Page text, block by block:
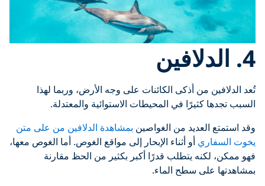
4. الدلافين
تُعد الدلافين من أذكى الكائنات على وجه الأرض، وربما لهذا
السبب تجدها كثيرًا في المحيطات الاستوائية والمعتدلة.
وقد استمتع العديد من الغواصين بمشاهدة الدلافين من على متن
يخوت السفاري أو أثناء الإبحار إلى مواقع الغوص. أما الغوص معها،
فهو ممكن، لكنه يتطلب قدرًا أكبر بكثير من الحظ مقارنة
بمشاهدتها على سطح الماء.